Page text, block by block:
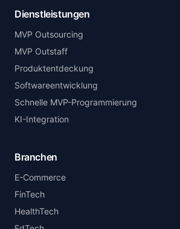
Dienstleistungen
MVP Outsourcing
MVP Outstaff
Produktentdeckung
Softwareentwicklung
Schnelle MVP-Programmierung
KI-Integration
Branchen
E-Commerce
FinTech
HealthTech